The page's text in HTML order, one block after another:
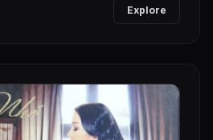
Explore